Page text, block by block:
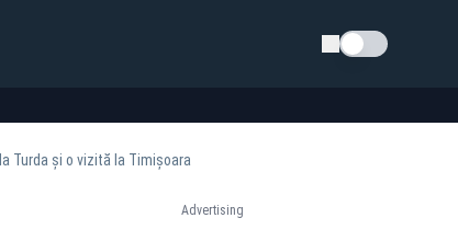
Schimba tema
Turda și o vizită la Timișoara
Advertising